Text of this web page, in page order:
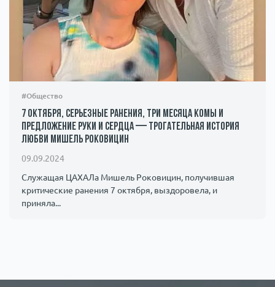
#Общество
7 октября, серьезные ранения, три месяца комы и
предложение руки и сердца — трогательная история
любви Мишель Роковицин
09.09.2024
Служащая ЦАХАЛа Мишель Роковицин, получившая
критические ранения 7 октября, выздоровела, и
приняла...